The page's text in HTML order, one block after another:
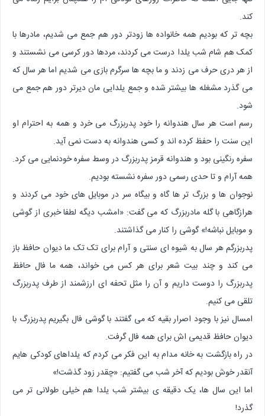
کند.
بچه تر که بودیم همه خانواده ها زودتر دور هم جمع می شدیم، مادرها با
کمک هم شام شب یلدا درست می کردند، مردها دور کرسی می نشستند و
از هر دری حرف می زدند و ما بچه ها سرگرم بازی می شدیم اما هر سال که
می گذرد مشغله ها بیشتر شده و جمع یلدایی مان دیرتر دور هم جمع می
شود.
رسم است هر سال هندوانه را خود پدربزرگ می خرد و همه به احترام او
این سنت را حفظ کرده اند و کسی هندوانه به دست نمی آید.
سفره رنگینی بود و هندوانه قرمز پدربزرگ در وسط سفره خودنمایی می کرد.
همه آرام و تا حدی رسمی دور سفره نشسته بودیم.
نوجوان ها و بزرگ تر ها گاه و بیگاه سر در موبایل های خود می کردند و
هرازگاهی با گله مادربزرگ که می گفت: «امشب دیگه لطفا خبری از گوشی
و موبایل نباشه!» گوشی را کنار می گذاشتند.
پدربزرگم هر سال به شیوه ای سنتی و آرام برای تک تک ما دیوان حافظ باز
می کند و چند بیت شعر برای هر کس می خواند، همه ما فال حافظ
پدربزرگ را دوست داریم و آن را مثل تحفه ای ارزشمند از طرف پدربزرگ
تلقی می کنیم.
امسال نیز با وجود اصرار بقیه که می گفتند با گوشی فال بگیریم پدربزرگ با
دیوان حافظ قدیمی اش برای همه فال گرفت.
در راه بازگشت به خانه مدام به این فکر می کردم که یلداهای کودکی هایم
آنقدر خوش بودیم که آخر شب می گفتیم: «چقدر زود گذشت!»
اما این سال ها، یک دقیقه ی بیشتر شب یلدا هم خیلی طولانی تر می
گذرد!